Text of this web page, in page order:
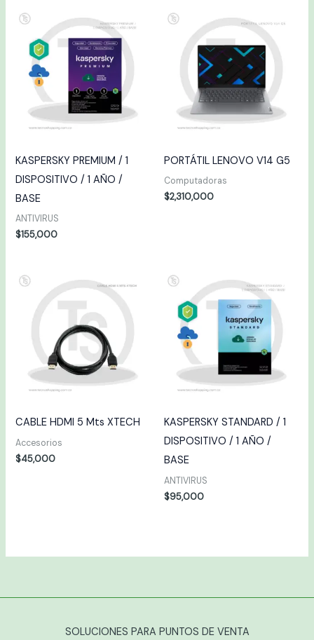
KASPERSKY PREMIUM / 1
DISPOSITIVO / 1 AÑO /
BASE
ANTIVIRUS
$155,000
PORTÁTIL LENOVO V14 G5
Computadoras
$2,310,000
CABLE HDMI 5 Mts XTECH
Accesorios
$45,000
KASPERSKY STANDARD / 1
DISPOSITIVO / 1 AÑO /
BASE
ANTIVIRUS
$95,000
SOLUCIONES PARA PUNTOS DE VENTA